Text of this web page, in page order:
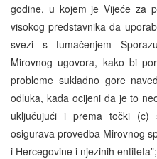
godine, u kojem je Vijeće za
visokog predstavnika da
svezi s tumačenjem
Mirovnog ugovora, kako bi
probleme sukladno gore
odluka, kada ocijeni da je to
uključujući i prema točki
osigurava provedba Mirovnog
i Hercegovine i njezinih entiteta”;